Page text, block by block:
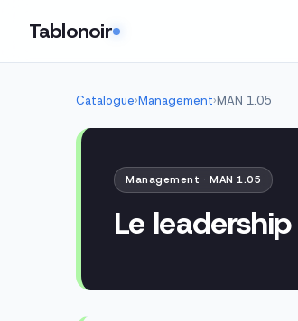
Tablonoir
Catalogue›Management›MAN 1.05
Management · MAN 1.05
Le